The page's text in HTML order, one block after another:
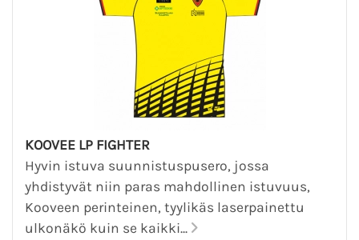
KOOVEE LP FIGHTER
Hyvin istuva suunnistuspusero, jossa
yhdistyvät niin paras mahdollinen istuvuus,
Kooveen perinteinen, tyylikäs laserpainettu
ulkonäkö kuin se kaikki...